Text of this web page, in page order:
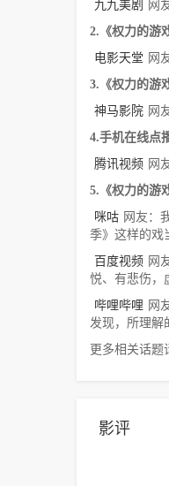
九九美剧
网
2.《权力的游
电影天堂 网
3.《权力的游
神马影院 网
4.手机在线点
腾讯视频 网
5.《权力的游
咪咕 网友：
季》这样的戏
百度视频 网
悦、有悲伤，
哔哩哔哩 网
发现，所理解
更多相关话题
影评